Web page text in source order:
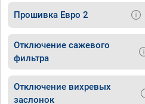
Прошивка Евро 2
Отключение сажевого
фильтра
Отключение вихревых
заслонок